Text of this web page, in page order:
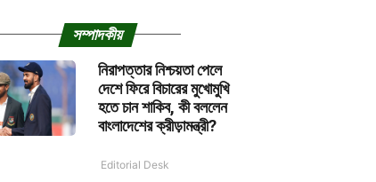
সম্পাদকীয়
নিরাপত্তার নিশ্চয়তা পেলে
দেশে ফিরে বিচারের মুখোমুখি
হতে চান শাকিব, কী বললেন
বাংলাদেশের ক্রীড়ামন্ত্রী?
Editorial Desk